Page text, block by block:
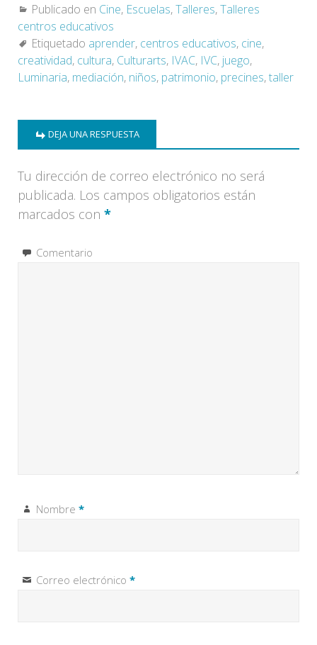
Publicado en Cine, Escuelas,Talleres,Talleres
centros educativos
Etiquetado aprender, centros educativos, cine,
creatividad, cultura, Culturarts, IVAC, IVC, juego,
Luminaria, mediación, niños, patrimonio, precines,taller
DEJA UNA RESPUESTA
Tu dirección de correo electrónico no será
publicada. Los campos obligatorios están
marcados con *
Comentario
Nombre *
Correo electrónico *